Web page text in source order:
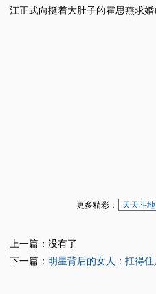
江正式向挺着大肚子的霍思燕求
更多精彩： 天天斗
上一篇：没有了
下一篇： 明星背后的女人：扛得